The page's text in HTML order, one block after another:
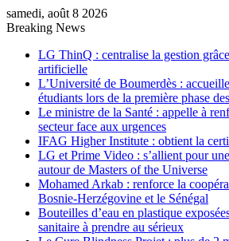
samedi, août 8 2026
Breaking News
LG ThinQ : centralise la gestion
artificielle
L’Université de Boumerdès :
étudiants lors de la première phase
Le ministre de la Santé : appelle à
secteur face aux urgences
IFAG Higher Institute : obtient la
LG et Prime Video : s’allient pour
autour de Masters of the Universe
Mohamed Arkab : renforce la
Bosnie-Herzégovine et le Sénégal
Bouteilles d’eau en plastique
sanitaire à prendre au sérieux